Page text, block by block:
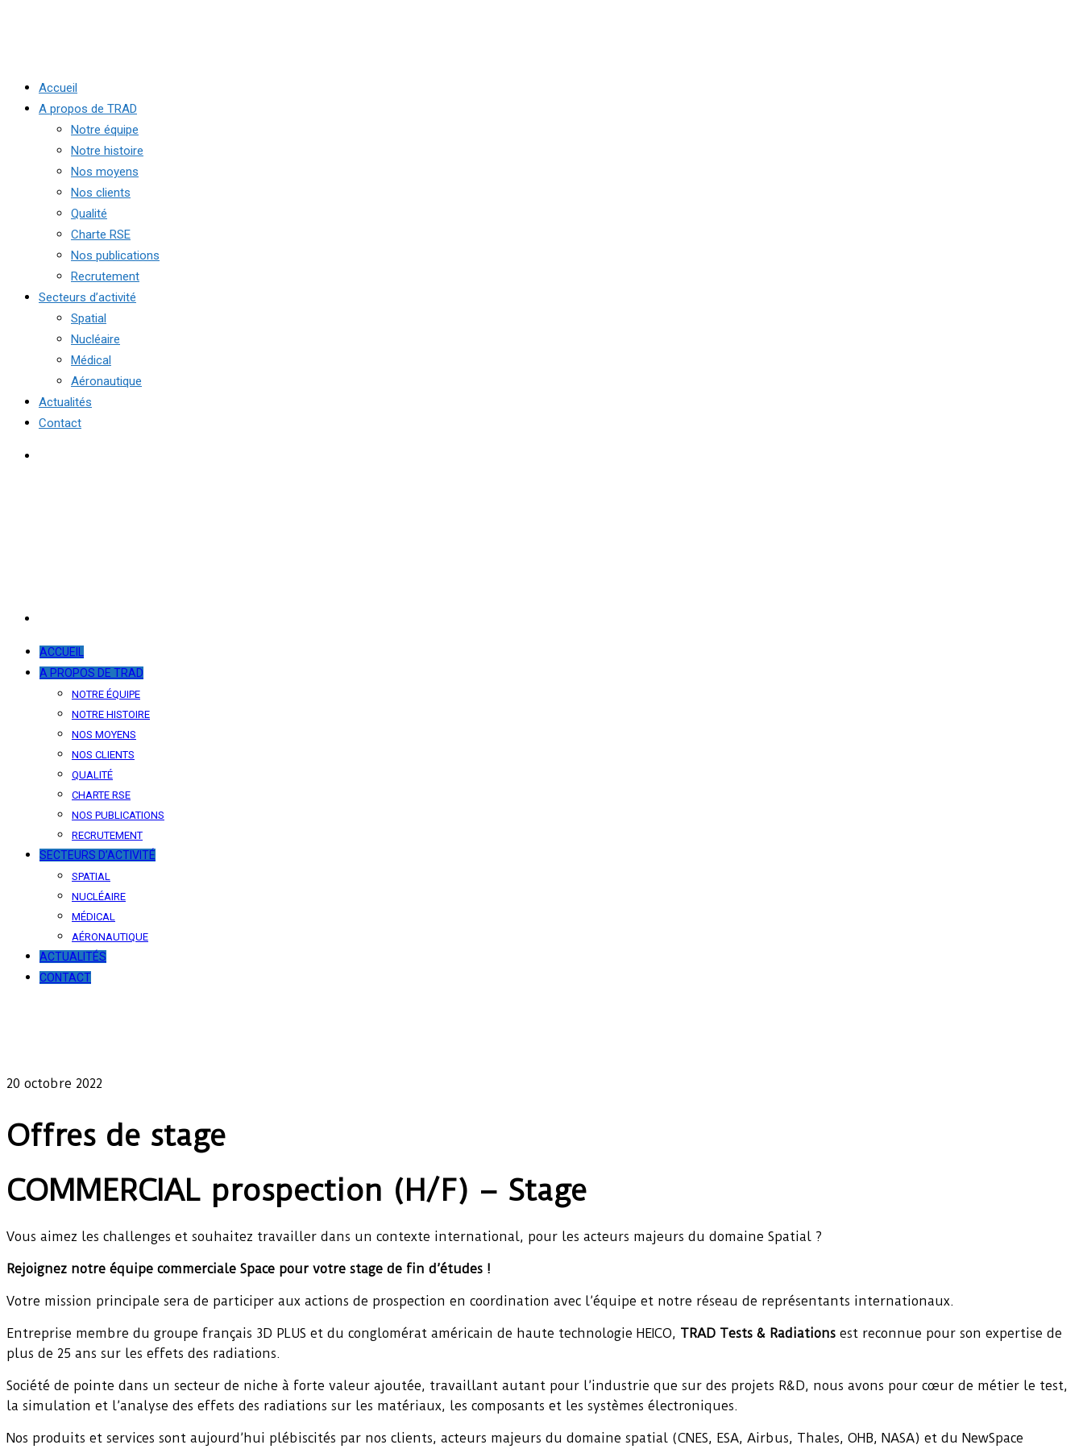
Accueil
A propos de TRAD
Notre équipe
Notre histoire
Nos moyens
Nos clients
Qualité
Charte RSE
Nos publications
Recrutement
Secteurs d’activité
Spatial
Nucléaire
Médical
Aéronautique
Actualités
Contact
ACCUEIL
A PROPOS DE TRAD
NOTRE ÉQUIPE
NOTRE HISTOIRE
NOS MOYENS
NOS CLIENTS
QUALITÉ
CHARTE RSE
NOS PUBLICATIONS
RECRUTEMENT
SECTEURS D’ACTIVITÉ
SPATIAL
NUCLÉAIRE
MÉDICAL
AÉRONAUTIQUE
ACTUALITÉS
CONTACT
20 octobre 2022
Offres de stage
COMMERCIAL prospection (H/F) – Stage
Vous aimez les challenges et souhaitez travailler dans un contexte international, pour les acteurs majeurs du domaine Spatial ?
Rejoignez notre équipe commerciale Space pour votre stage de fin d’études !
Votre mission principale sera de participer aux actions de prospection en coordination avec l’équipe et notre réseau de représentants internationaux.
Entreprise membre du groupe français 3D PLUS et du conglomérat américain de haute technologie HEICO, TRAD Tests & Radiations est reconnue pour son expertise de
plus de 25 ans sur les effets des radiations.
Société de pointe dans un secteur de niche à forte valeur ajoutée, travaillant autant pour l’industrie que sur des projets R&D, nous avons pour cœur de métier le test,
la simulation et l’analyse des effets des radiations sur les matériaux, les composants et les systèmes électroniques.
Nos produits et services sont aujourd’hui plébiscités par nos clients, acteurs majeurs du domaine spatial (CNES, ESA, Airbus, Thales, OHB, NASA) et du NewSpace